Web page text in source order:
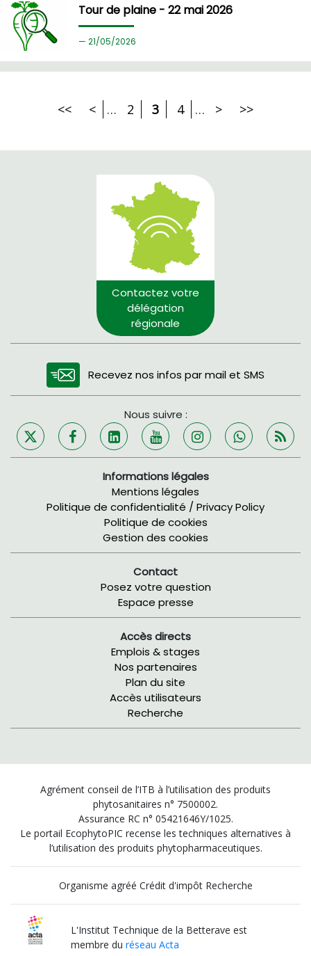
Tour de plaine - 22 mai 2026
21/05/2026
<< < … 2 3 4 … > >>
Contactez votre
délégation
régionale
Recevez nos infos par mail et SMS
Nous suivre :
Informations légales
Mentions légales
Politique de confidentialité / Privacy Policy
Politique de cookies
Gestion des cookies
Contact
Posez votre question
Espace presse
Accès directs
Emplois & stages
Nos partenaires
Plan du site
Accès utilisateurs
Recherche
Agrément conseil de l’ITB à l’utilisation des produits
phytosanitaires n° 7500002.
Assurance RC n° 05421646Y/1025.
Le portail EcophytoPIC recense les techniques alternatives à
l’utilisation des produits phytopharmaceutiques.
Organisme agréé Crédit d'impôt Recherche
L'Institut Technique de la Betterave est
membre duréseau Acta